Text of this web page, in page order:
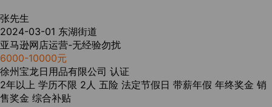
张先生
2024-03-01 东湖街道
亚马逊网店运营-无经验勿扰
6000-10000元
徐州宝龙日用品有限公司 认证
2年以上 学历不限 2人 五险 法定节假日 带薪年假 年终奖金 销
售奖金 综合补贴